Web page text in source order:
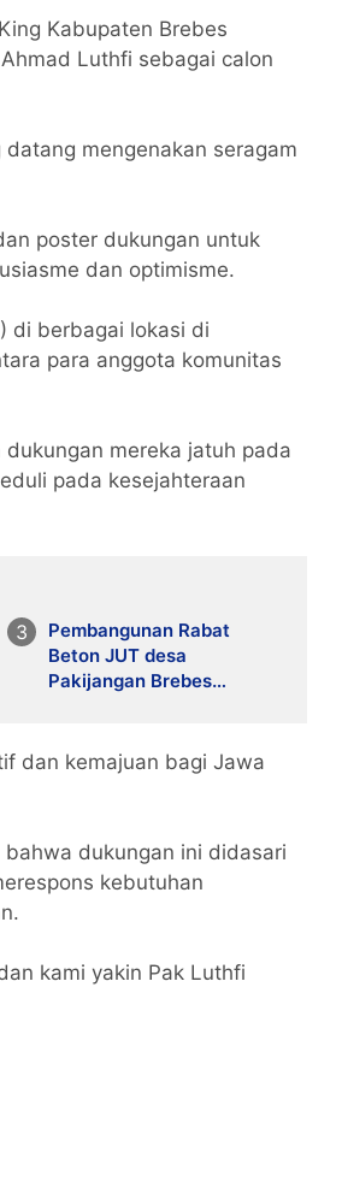
Kabupaten Brebes
Luthfi sebagai calon
mengenakan seragam
poster dukungan untuk
dan optimisme.
di berbagai lokasi di
para anggota komunitas
mereka jatuh pada
pada kesejahteraan
Pembangunan Rabat
Beton JUT desa
Pakijangan Brebes
dan kemajuan bagi Jawa
dukungan ini didasari
kebutuhan
kami yakin Pak Luthfi